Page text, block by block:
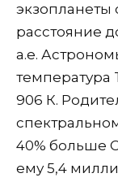
экзопланеты
расстояние
а.е.
температура
906 К.
40% больше
ему 5,4